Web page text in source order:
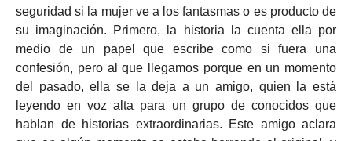
seguridad si la mujer ve a los fantasmas o es producto de
su imaginación. Primero, la historia la cuenta ella por
medio de un papel que escribe como si fuera una
confesión, pero al que llegamos porque en un momento
del pasado, ella se la deja a un amigo, quien la está
leyendo en voz alta para un grupo de conocidos que
hablan de historias extraordinarias. Este amigo aclara